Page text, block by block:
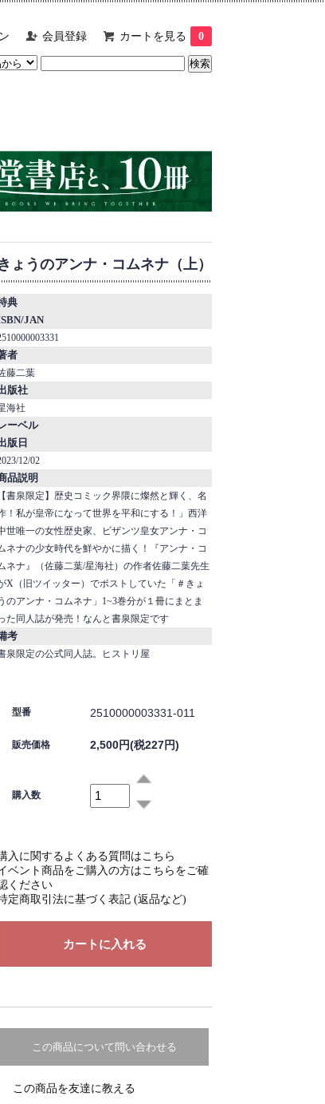
会員登録 カートを見る 0
ょうのアンナ・コムネナ（上）
典
JAN
者
藤二葉
版社
海社
ーベル
版日
12/02
品説明
【書泉限定】歴史コミック界隈に燦然と輝く、名
！私が皇帝になって世界を平和にする！」西洋
世唯一の女性歴史家、ビザンツ皇女アンナ・コ
ネナの少女時代を鮮やかに描く！『アンナ・コ
ネナ』（佐藤二葉/星海社）の作者佐藤二葉先生
X（旧ツイッター）でポストしていた「＃きょ
のアンナ・コムネナ」1~3巻分が１冊にまとま
た同人誌が発売！なんと書泉限定です
考
泉限定の公式同人誌。ヒストリ屋
型番 2510000003331-011
販売価格 2,500円(税227円)
購入数
入に関するよくある質問はこちら
ベント商品をご購入の方はこちらをご確
ください
定商取引法に基づく表記 (返品など)
この商品について問い合わせる
この商品を友達に教える